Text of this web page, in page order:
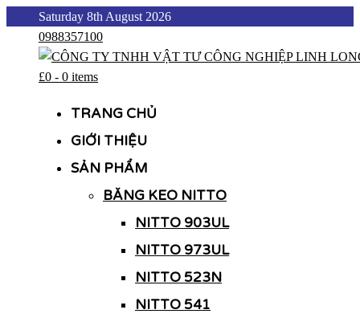
content
Saturday 8th August 2026
0988357100
£0 - 0 items
TRANG CHỦ
GIỚI THIỆU
SẢN PHẨM
BĂNG KEO NITTO
NITTO 903UL
NITTO 973UL
NITTO 523N
NITTO 541